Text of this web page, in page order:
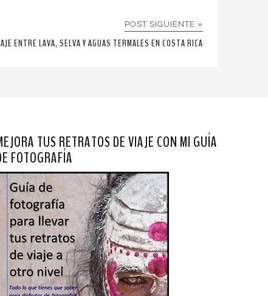
POST SIGUIENTE »
ENTRE LAVA, SELVA Y AGUAS TERMALES EN COSTA RICA
TUS RETRATOS DE VIAJE CON MI GUÍA
FOTOGRAFÍA